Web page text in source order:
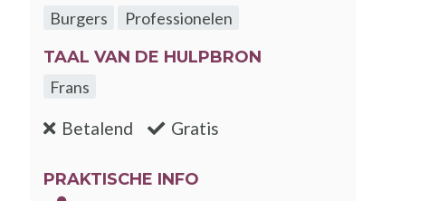
Burgers
Professionelen
TAAL VAN DE HULPBRON
Frans
Betalend :nee Gratis
PRAKTISCHE INFO